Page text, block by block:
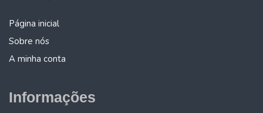
Página inicial
Sobre nós
A minha conta
Informações